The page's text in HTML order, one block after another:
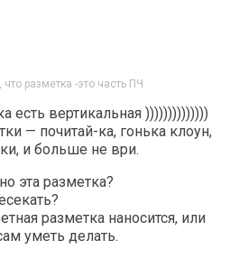
разметка -это часть ПЧ
есть вертикальная ))))))))))))))
— почитай-ка, гонька клоун,
и больше не ври.
эта разметка?
разметка наносится, или
уметь делать.